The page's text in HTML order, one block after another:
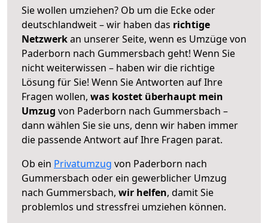
Sie wollen umziehen? Ob um die Ecke oder
deutschlandweit – wir haben das richtige
Netzwerkan unserer Seite, wenn es Umzüge von
Paderborn nach Gummersbach geht! Wenn Sie
nicht weiterwissen – haben wir die richtige
Lösung für Sie! Wenn Sie Antworten auf Ihre
Fragen wollen, was kostet überhaupt mein
Umzug von Paderborn nach Gummersbach –
dann wählen Sie sie uns, denn wir haben immer
die passende Antwort auf Ihre Fragen parat.
Ob ein Privatumzug von Paderborn nach
Gummersbach oder ein gewerblicher Umzug
nach Gummersbach, wir helfen, damit Sie
problemlos und stressfrei umziehen können.